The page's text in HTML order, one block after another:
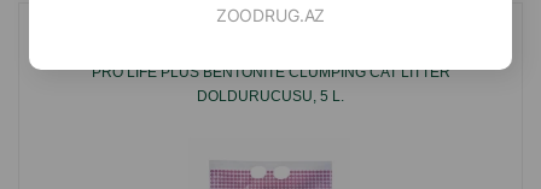
ZOODRUG.AZ
PRO LIFE PLUS BENTONITE CLUMPING CAT LITTER
DOLDURUCUSU, 5 L.